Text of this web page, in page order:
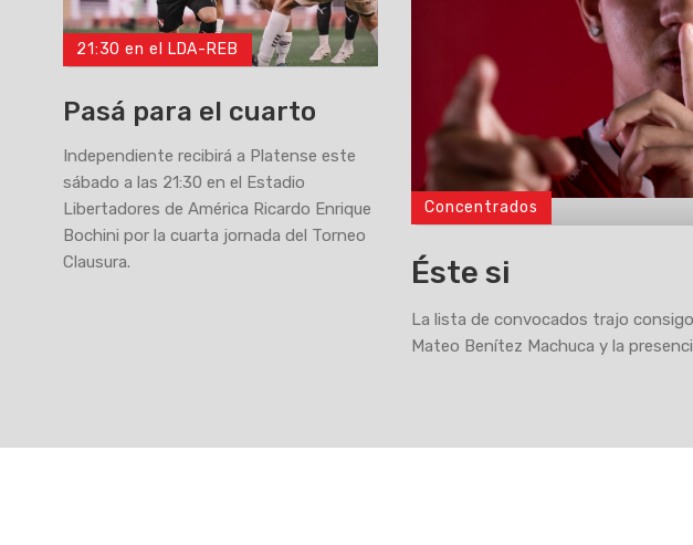
21:30 en el LDA-REB
Pasá para el cuarto
Independiente recibirá a Platense este
sábado a las 21:30 en el Estadio
Libertadores de América Ricardo Enrique
Bochini por la cuarta jornada del Torneo
Clausura.
Concentrados
Éste si
La lista de convocados trajo
Mateo Benítez Machuca y la